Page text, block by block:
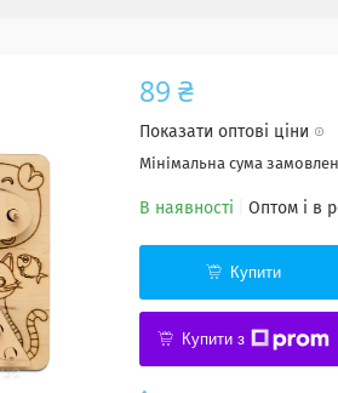
89 ₴
Показати оптові ціни
Мінімальна сума
В наявності Оптом і в
Купити
Купити з